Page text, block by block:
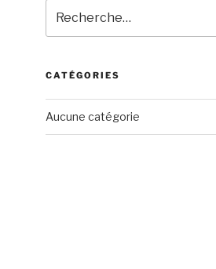
pour
:
CATÉGORIES
Aucune catégorie